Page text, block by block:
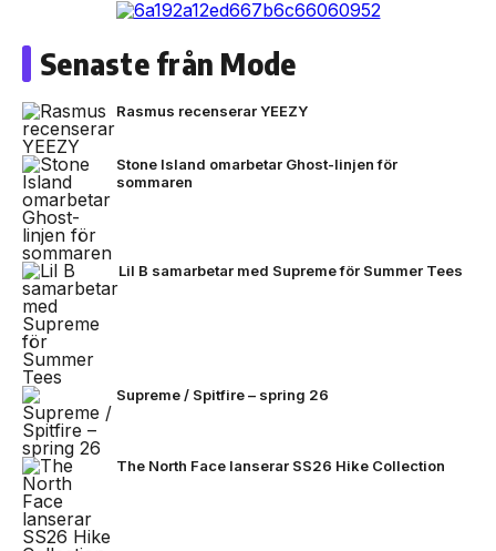
Senaste från Mode
Rasmus recenserar YEEZY
Stone Island omarbetar Ghost-linjen för
sommaren
Lil B samarbetar med Supreme för Summer Tees
Supreme / Spitfire – spring 26
The North Face lanserar SS26 Hike Collection